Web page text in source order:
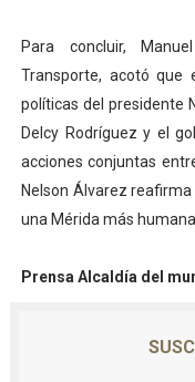
Para concluir,
Transporte, acotó que
políticas del presidente
Delcy Rodríguez y el
acciones conjuntas
Nelson Álvarez
una Mérida más
Prensa Alcaldía del